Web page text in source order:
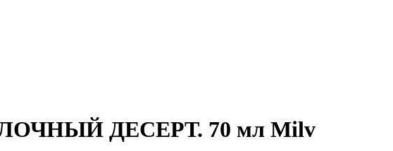
ДЕСЕРТ. 70 мл Milv